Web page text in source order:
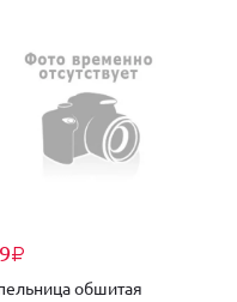
₽
обшитая